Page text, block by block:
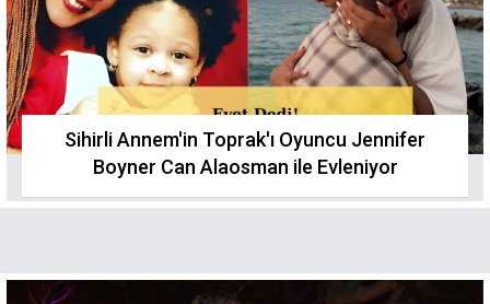
Sihirli Annem'in Toprak'ı Oyuncu Jennifer
Boyner Can Alaosman ile Evleniyor